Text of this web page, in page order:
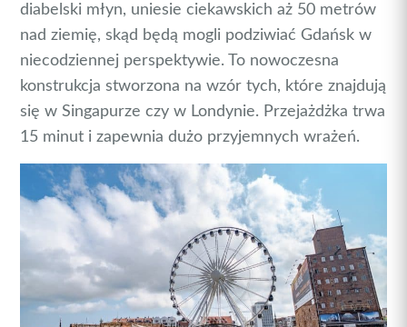
diabelski młyn, uniesie ciekawskich aż 50 metrów
nad ziemię, skąd będą mogli podziwiać Gdańsk w
niecodziennej perspektywie. To nowoczesna
konstrukcja stworzona na wzór tych, które znajdują
się w Singapurze czy w Londynie. Przejażdżka trwa
15 minut i zapewnia dużo przyjemnych wrażeń.